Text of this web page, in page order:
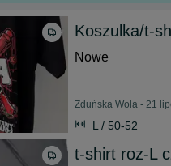
Koszulka/t-
Nowe
Zduńska Wola - 21
L / 50-52
t-shirt roz-L